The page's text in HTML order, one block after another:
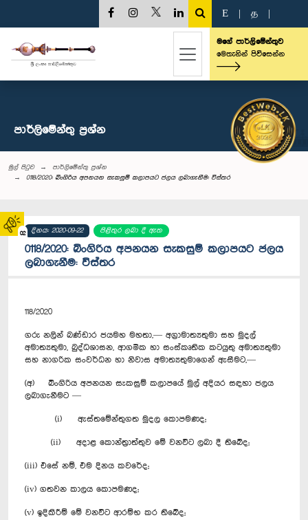
02
E த
මගේ පාර්ලිමේන්තුව
මෙතැනින් පිවිසෙන්න
පාර්ලි‌මේන්තු‌ ප්‍රශ්න
මුල් පිටුව
පාර්ලි‌මේන්තු‌ ප්‍රශ්න
0118/2020: බිංගිරිය අපනයන සැකසුම් කලාපයට ජලය ලබාගැනීම: විස්තර
දිනය: 2020-09-22 පිළිතුර ලබා දී ඇත
0118/2020: බිංගිරිය අපනයන සැකසුම් කලාපයට ජලය
ලබාගැනීම: විස්තර
118/2020
ගරු නලින් බණ්ඩාර ජයමහ මහතා,— අග්‍රාමාත්‍යතුමා සහ මුදල්
අමාත්‍යතුමා, බුද්ධශාසන, ආගමික හා සංස්කෘතික කටයුතු අමාත්‍යතුමා
සහ නාගරික සංවර්ධන හා නිවාස අමාත්‍යතුමාගෙන් ඇසීමට,—
(අ) බිංගිරිය අපනයන සැකසුම් කලාපයේ මුල් අදියර සඳහා ජලය
ලබාගැනීමට —
(i) ඇස්තමේන්තුගත මුදල කොපමණද;
(ii) අදාළ කොන්ත්‍රාත්තුව මේ වනවිට ලබා දී තිබේද;
(iii) එසේ නම්, එම දිනය කවරේද;
(iv) ගතවන කාලය කොපමණද;
(v) ඉදිකිරීම් මේ වනවිට ආරම්භ කර තිබේද;